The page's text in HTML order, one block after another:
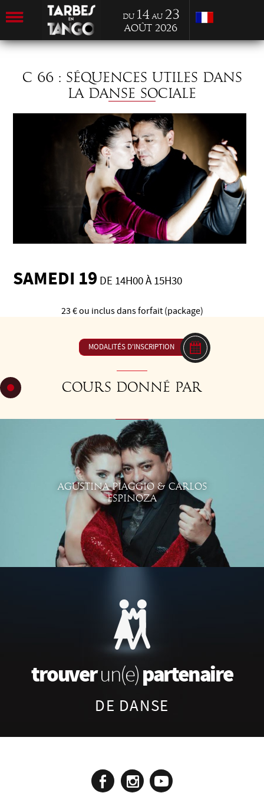
du 14 au 23
Août 2026
C 66 : SÉQUENCES UTILES DANS
LA DANSE SOCIALE
SAMEDI 19 DE 14H00 À 15H30
23 € ou inclus dans forfait (package)
MODALITÉS D'INSCRIPTION
Cours donné par
AGUSTINA PIAGGIO & CARLOS
ESPINOZA
trouverun(e)partenaire
DE DANSE